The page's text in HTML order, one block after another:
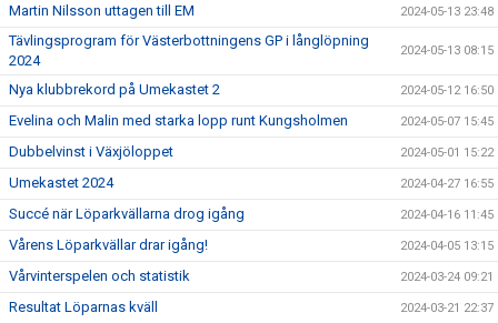
Martin Nilsson uttagen till EM 2024-05-13 23:48
Tävlingsprogram för Västerbottningens GP i långlöpning
2024
2024-05-13 08:15
Nya klubbrekord på Umekastet 2 2024-05-12 16:50
Evelina och Malin med starka lopp runt Kungsholmen 2024-05-07 15:45
Dubbelvinst i Växjöloppet 2024-05-01 15:22
Umekastet 2024 2024-04-27 16:55
Succé när Löparkvällarna drog igång 2024-04-16 11:45
Vårens Löparkvällar drar igång! 2024-04-05 13:15
Vårvinterspelen och statistik 2024-03-24 09:21
Resultat Löparnas kväll 2024-03-21 22:37